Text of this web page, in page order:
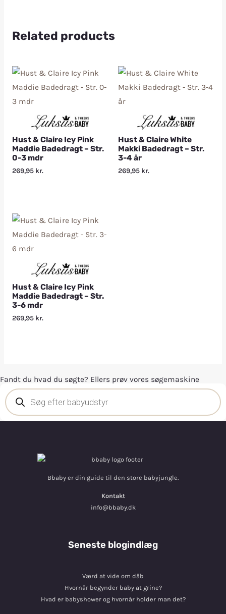
Related products
Hust & Claire Icy Pink
Maddie Badedragt – Str.
0-3 mdr
269,95 kr.
Hust & Claire White
Makki Badedragt – Str.
3-4 år
269,95 kr.
Hust & Claire Icy Pink
Maddie Badedragt – Str.
3-6 mdr
269,95 kr.
Fandt du hvad du søgte? Ellers prøv vores søgemaskine
Bbaby er din guide til den store babyjungle.
Kontakt
info@bbaby.dk
Seneste blogindlæg
Værd at vide om dåb
Hvornår begynder baby at grine?
Hvad er babyshower og hvornår holder man det?